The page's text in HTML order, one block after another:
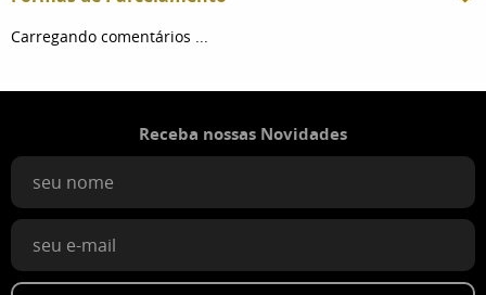
Carregando comentários ...
Receba nossas Novidades